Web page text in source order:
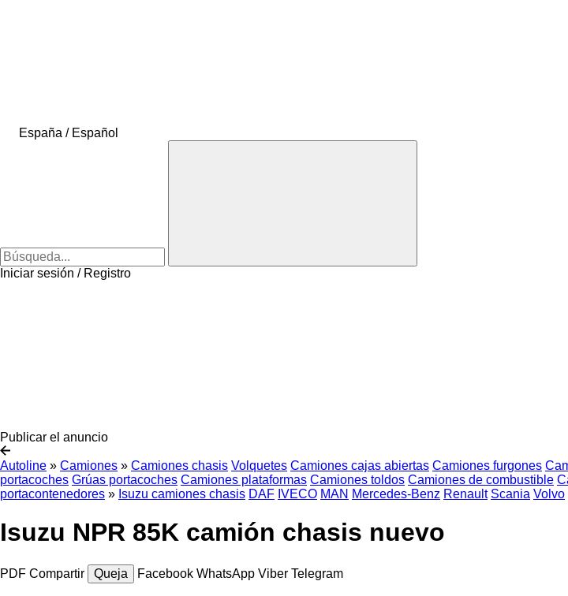
España / Español
Iniciar sesión / Registro
Publicar el anuncio
Autoline » Camiones » Camiones chasis Volquetes Camiones cajas abiertas Camiones furgones
portacoches Grúas portacoches Camiones plataformas Camiones toldos Camiones de combustible
portacontenedores » Isuzu camiones chasis DAF IVECO MAN Mercedes-Benz Renault Scania Volvo
Isuzu NPR 85K camión chasis nuevo
PDF Compartir Queja Facebook WhatsApp Viber Telegram